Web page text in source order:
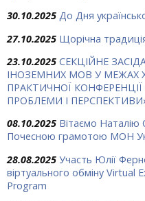
30.10.2025 До Дня
27.10.2025 Щорічна
23.10.2025 СЕКЦІЙНЕ
ІНОЗЕМНИХ МОВ У МЕЖАХ
ПРАКТИЧНОЇ
ПРОБЛЕМИ І
08.10.2025 Вітаємо Наталію
Почесною грамотою МОН
28.08.2025 Участь Юлії
віртуального обміну Virtual
Program